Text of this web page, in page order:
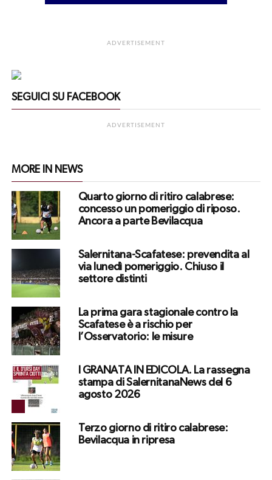
ADVERTISEMENT
SEGUICI SU FACEBOOK
ADVERTISEMENT
MORE IN NEWS
Quarto giorno di ritiro calabrese:
concesso un pomeriggio di riposo.
Ancora a parte Bevilacqua
Salernitana-Scafatese: prevendita al
via lunedì pomeriggio. Chiuso il
settore distinti
La prima gara stagionale contro la
Scafatese è a rischio per
l’Osservatorio: le misure
I GRANATA IN EDICOLA. La rassegna
stampa di SalernitanaNews del 6
agosto 2026
Terzo giorno di ritiro calabrese:
Bevilacqua in ripresa